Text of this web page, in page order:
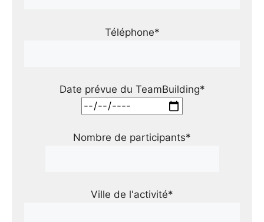
Téléphone*
Date prévue du TeamBuilding*
Nombre de participants*
Ville de l'activité*